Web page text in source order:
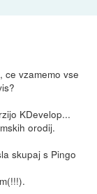
ce vzamemo vse
KDevelop...
orodij.
skupaj s Pingo